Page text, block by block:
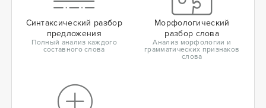
Синтаксический разбор
предложения
Полный анализ каждого
составного слова
Морфологический
разбор слова
Анализ морфологии и
грамматических признаков
слова